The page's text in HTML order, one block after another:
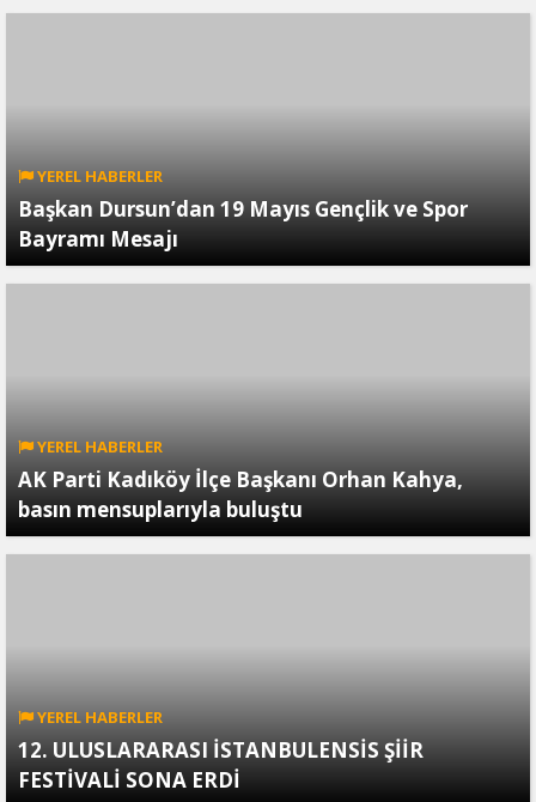
YEREL HABERLER
Başkan Dursun’dan 19 Mayıs Gençlik ve Spor
Bayramı Mesajı
YEREL HABERLER
AK Parti Kadıköy İlçe Başkanı Orhan Kahya,
basın mensuplarıyla buluştu
YEREL HABERLER
12. ULUSLARARASI İSTANBULENSİS ŞİİR
FESTİVALİ SONA ERDİ